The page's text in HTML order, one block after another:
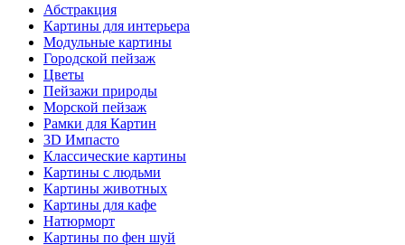
Абстракция
Картины для интерьера
Модульные картины
Городской пейзаж
Цветы
Пейзажи природы
Морской пейзаж
Рамки для Картин
3D Импасто
Классические картины
Картины с людьми
Картины животных
Картины для кафе
Натюрморт
Картины по фен шуй